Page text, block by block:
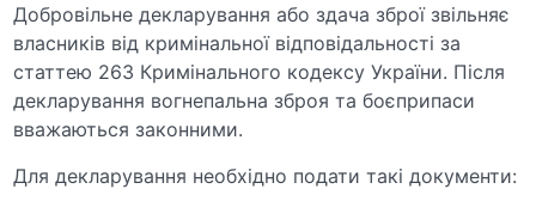
Добровільне декларування або здача зброї звільняє
власників від кримінальної відповідальності за
статтею 263 Кримінального кодексу України. Після
декларування вогнепальна зброя та боєприпаси
вважаються законними.
Для декларування необхідно подати такі документи: